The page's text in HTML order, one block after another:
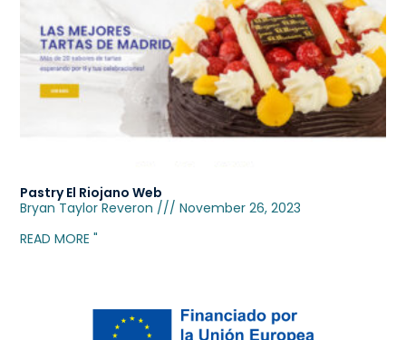
Pastry El Riojano Web
Bryan Taylor Reveron
November 26, 2023
READ MORE "